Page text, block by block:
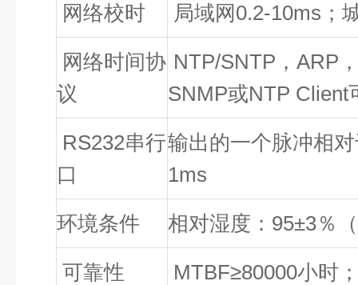
网络校时 局域网0.2-10ms ；
网络时间协
议
NTP/SNTP ，ARP
SNMP或NTP Client
RS232串行
口
输出的一个脉冲相
1ms
环境条件 相对湿度： 95±3％
可靠性 MTBF≥80000小时